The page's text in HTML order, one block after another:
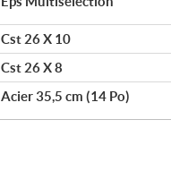
Cst 26 X 10
Cst 26 X 8
Acier 35,5 cm (14 Po)